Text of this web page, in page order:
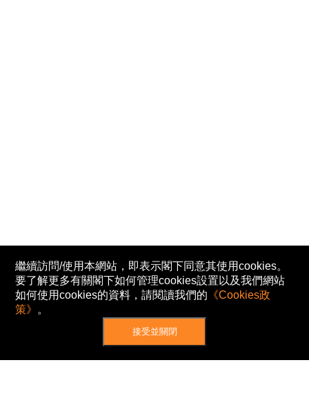
繼續訪問/使用本網站，即表示閣下同意其使用cookies。
要了解更多有關閣下如何管理cookies設置以及我們網站
如何使用cookies的資料，請閱讀我們的 《Cookies政
策》 。
接受並關閉